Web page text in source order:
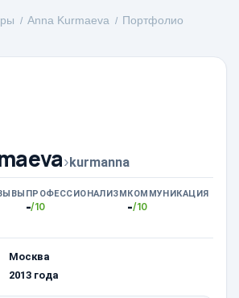
Anna Kurmaeva
Портфолио
›kurmanna
ПРОФЕССИОНАЛИЗМ
-/10
КОММУНИКАЦИЯ
-/10
Москва
2013 года